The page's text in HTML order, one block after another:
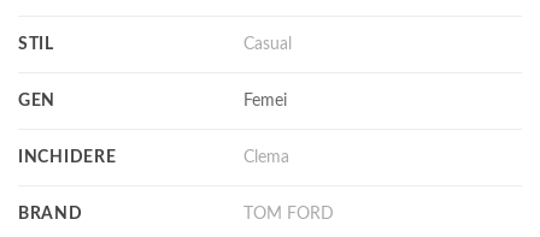
STIL Casual
GEN Femei
INCHIDERE Clema
BRAND TOM FORD